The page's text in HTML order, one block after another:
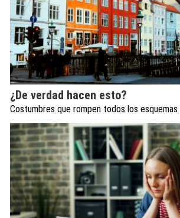
¿De verdad hacen esto?
Costumbres que rompen todos los esquemas